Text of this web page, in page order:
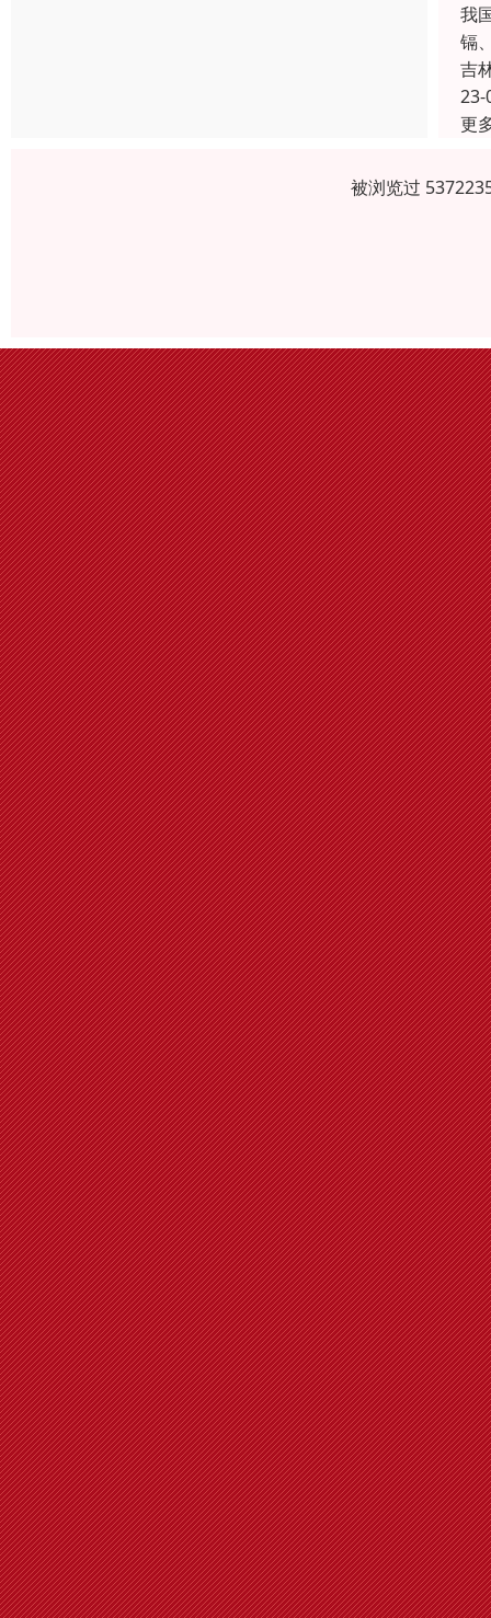
我
镉
吉
23-
更
被浏览过